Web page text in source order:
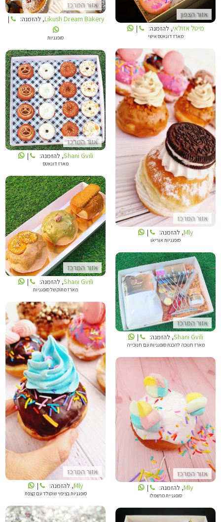
אזור הצפון
מיטל אזולאי, להזמנה: |
מארז דונאטס אישי
אזור המרכז
Likush Dream Bakery, להזמנה: |
סופגניות
אזור המרכז
MLY
Mly, להזמנה: |
סופגניות אוריאו
אזור המרכז
SHANI GVILI
Shani Gvili, להזמנה: |
מארז דונאטס
אזור המרכז
SHANI GVILI
Shani Gvili, להזמנה: |
מארז מתוק של סופגניות
אזור המרכז
SHANI GVILI
Shani Gvili, להזמנה: |
מארז חנוכה להכנת סופגניות עם חנוכייה
אזור המרכז
MLY
Mly, להזמנה: |
סופגניות בציפוי שוקולד עם קצפת
אזור המרכז
MLY
Mly, להזמנה: |
סופגניית מרשמלו